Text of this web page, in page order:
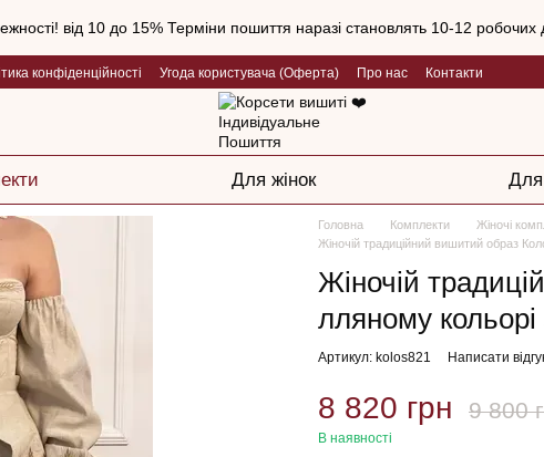
від 10 до 15% Терміни пошиття наразі становлять 10-12 робочих
конфіденційності Угода користувача (Оферта) Про нас Контакти
Для жінок Для
Головна Комплекти
Жіночі
Жіночій традиційний вишитий образ
Жіночій
лляному
Артикул: kolos821 Написати
8 820 грн 9 800
В наявності